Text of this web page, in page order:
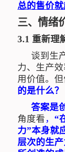
总的售价就
三、情绪
3.1 重新理
谈到生
力、生产
用价值。但
的是什么？
答案是
角度看， “
力”本身就
层次的生